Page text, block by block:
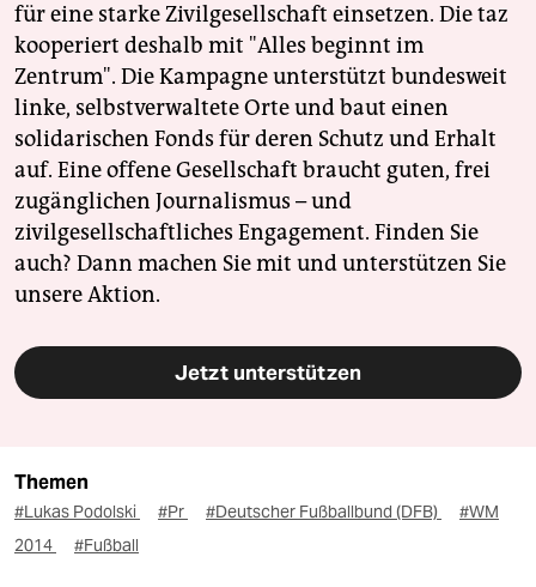
für eine starke Zivilgesellschaft einsetzen. Die taz
kooperiert deshalb mit "Alles beginnt im
Zentrum". Die Kampagne unterstützt bundesweit
linke, selbstverwaltete Orte und baut einen
solidarischen Fonds für deren Schutz und Erhalt
auf. Eine offene Gesellschaft braucht guten, frei
zugänglichen Journalismus – und
zivilgesellschaftliches Engagement. Finden Sie
auch? Dann machen Sie mit und unterstützen Sie
unsere Aktion.
Jetzt unterstützen
Themen
#Lukas Podolski #Pr #Deutscher Fußballbund (DFB)
#WM
2014
#Fußball